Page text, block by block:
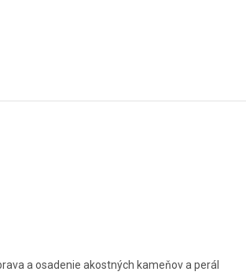
a osadenie akostných kameňov a perál